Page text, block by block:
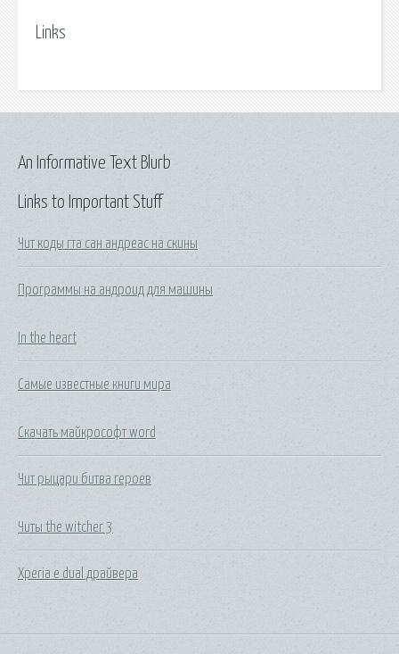
Links
Links to Important Stuff
Чит коды гта сан андреас на скины
Программы на андроид для машины
In the heart
Самые известные книги мира
Скачать майкрософт word
Чит рыцари битва героев
Читы the witcher 3
Xperia e dual драйвера
An Informative Text Blurb